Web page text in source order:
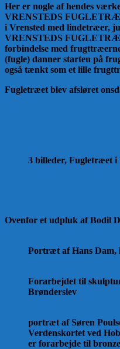
Her er nogle af hendes
VRENSTEDS FUGLETRÆ
i Vrensted med lindetræer,
VRENSTEDS
forbindelse med
(fugle) danner starten på
også tænkt som et lille
Fugletræet blev afsløret
3 billeder, Fugletræet i
Ovenfor et udpluk af Bodil
Portræt af Hans Dam,
Forarbejdet til
Brønderslev
portræt af Søren
Verdenskortet ved
er forarbejde til